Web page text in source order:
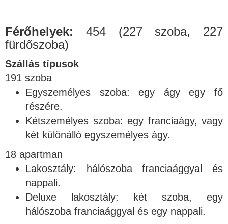
Férőhelyek: 454 (227 szoba, 227
fürdőszoba)
Szállás típusok
191 szoba
Egyszemélyes szoba: egy ágy egy fő
részére.
Kétszemélyes szoba: egy franciaágy, vagy
két különálló egyszemélyes ágy.
18 apartman
Lakosztály: hálószoba franciaággyal és
nappali.
Deluxe lakosztály: két szoba, egy
hálószoba franciaággyal és egy nappali.